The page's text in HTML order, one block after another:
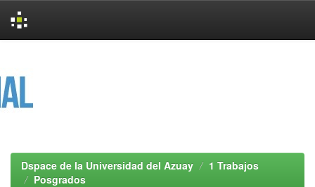
Dspace de la Universidad del Azuay
1 Trabajos
Posgrados